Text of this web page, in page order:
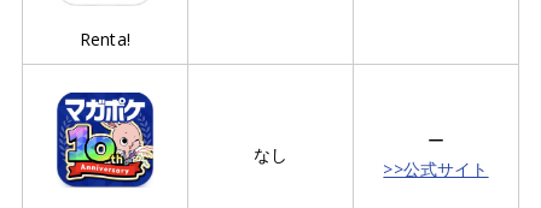
Renta!
なし
ー
>>公式サイト